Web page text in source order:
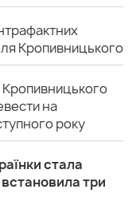
Кропивницького
на
року
стала
три